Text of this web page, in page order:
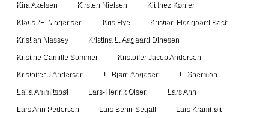
Kira Axelsen Kirsten Nielsen Kit Inez Køhler
Klaus Æ. Mogensen Kris Hye Kristian Flodgaard Bach
Kristian Massey Kristina L. Aagaard Dinesen
Kristine Camille Sommer Kristoffer Jacob Andersen
Kristoffer J Andersen L. Bjørn Aagesen L. Sherman
Laila Ammitsbøl Lars-Henrik Olsen Lars Ahn
Lars Ahn Pedersen Lars Behn-Segall Lars Kramhøft